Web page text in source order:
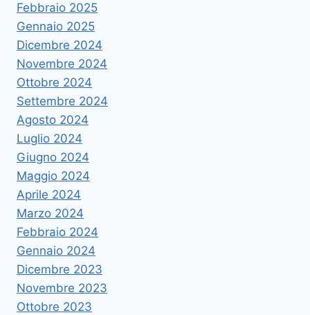
Febbraio 2025
Gennaio 2025
Dicembre 2024
Novembre 2024
Ottobre 2024
Settembre 2024
Agosto 2024
Luglio 2024
Giugno 2024
Maggio 2024
Aprile 2024
Marzo 2024
Febbraio 2024
Gennaio 2024
Dicembre 2023
Novembre 2023
Ottobre 2023